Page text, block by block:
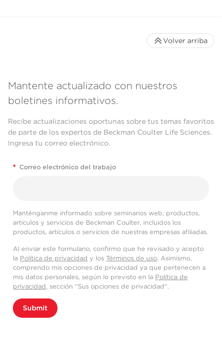
Mantente actualizado con nuestros
boletines informativos.
Recibe actualizaciones oportunas sobre tus temas favoritos
de parte de los expertos de Beckman Coulter Life Sciences.
Ingresa tu correo electrónico.
* Correo electrónico del trabajo
Manténganme informado sobre seminarios web, productos,
artículos y servicios de Beckman Coulter, incluidos los
productos, artículos o servicios de nuestras empresas afiliadas.
Al enviar este formulario, confirmo que he revisado y acepto
la Política de privacidad y los Términos de uso. Asimismo,
comprendo mis opciones de privacidad ya que pertenecen a
mis datos personales, según lo previsto en la Política de
privacidad, sección “Sus opciones de privacidad”.
Submit
Volver arriba